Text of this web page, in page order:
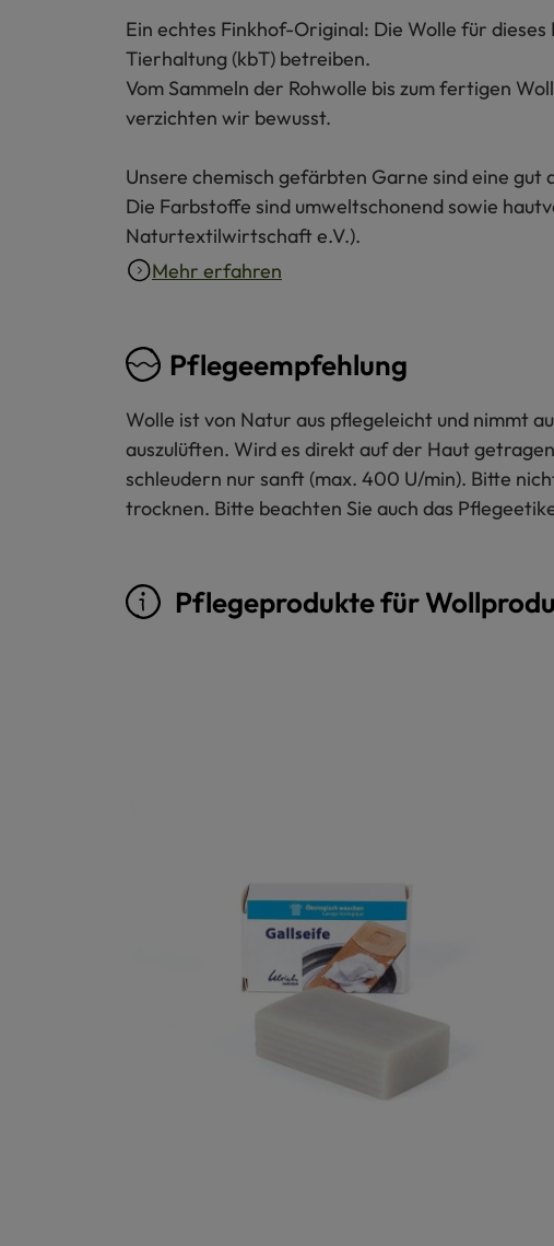
Ein echtes Finkhof-Original: Die Wolle für
Tierhaltung (kbT) betreiben.
Vom Sammeln der Rohwolle bis zum fertigen
verzichten wir bewusst.
Unsere chemisch gefärbten Garne sind eine
Die Farbstoffe sind umweltschonend sowie
Naturtextilwirtschaft e.V.).
Mehr erfahren
Pflegeempfehlung
Wolle ist von Natur aus pflegeleicht und nimmt
auszulüften. Wird es direkt auf der Haut
schleudern nur sanft (max. 400 U/min). Bitte
trocknen. Bitte beachten Sie auch das
Pflegeprodukte für